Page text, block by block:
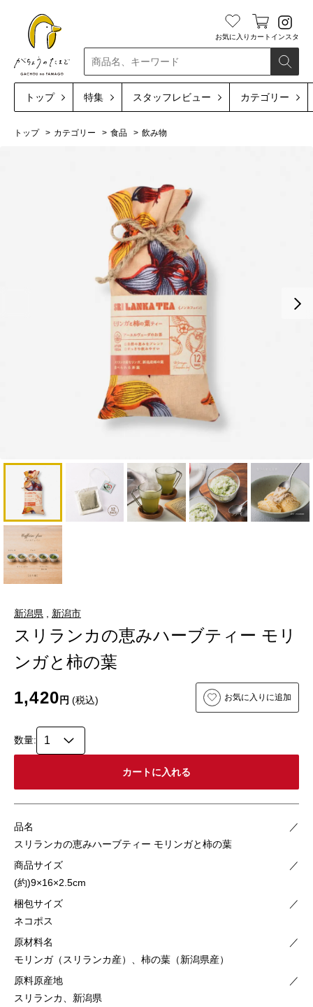
検索
お気に入り カート インスタ
トップ 特集 スタッフレビュー カテゴリー
トップ カテゴリー 食品 飲み物
新潟県 新潟市
スリランカの恵みハーブティー モリ
ンガと柿の葉
1,420円 (税込) お気に入りに追加
数量:
品名
／
スリランカの恵みハーブティー モリンガと柿の葉
商品サイズ
／
(約)9×16×2.5cm
梱包サイズ
／
ネコポス
原材料名
／
モリンガ（スリランカ産）、柿の葉（新潟県産）
原料原産地
／
スリランカ、新潟県